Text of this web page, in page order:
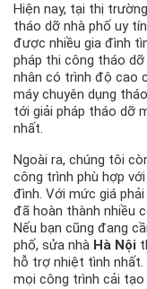
Hiện nay, tại thị
tháo dỡ nhà phố uy
được nhiều gia đình
pháp thi công tháo
nhân có trình độ cao
máy chuyên dụng
tới giải pháp tháo dỡ
nhất.
Ngoài ra, chúng tôi
công trình phù hợp
đình. Với mức giá
đã hoàn thành nhiều
Nếu bạn cũng đang
phố, sửa nhà Hà Nội
hỗ trợ nhiệt tình nhất.
mọi công trình cải tạo